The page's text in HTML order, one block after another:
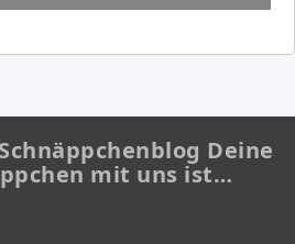
Deine
mit uns ist…